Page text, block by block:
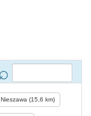
Nieszawa (15,6 km)